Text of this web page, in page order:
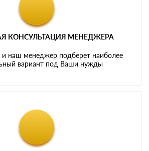
КОНСУЛЬТАЦИЯ МЕНЕДЖЕРА
и наш менеджер подберет наиболее
вариант под Ваши нужды